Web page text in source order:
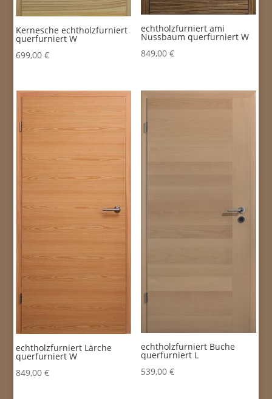
Kernesche echtholzfurniert
querfurniert W
699,00€
echtholzfurniert ami
Nussbaum querfurniert W
849,00 €
echtholzfurniert Lärche
querfurniert W
849,00€
echtholzfurniert Buche
querfurniert L
539,00 €